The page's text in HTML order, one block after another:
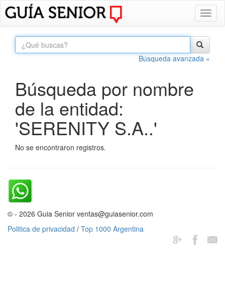
Búsqueda avanzada »
Búsqueda por nombre
de la entidad:
'SERENITY S.A..'
No se encontraron registros.
© - 2026 Guia Senior ventas@guiasenior.com
Politica de privacidad / Top 1000 Argentina